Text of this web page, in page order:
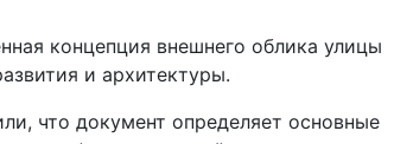
концепция внешнего облика улицы
и архитектуры.
что документ определяет основные